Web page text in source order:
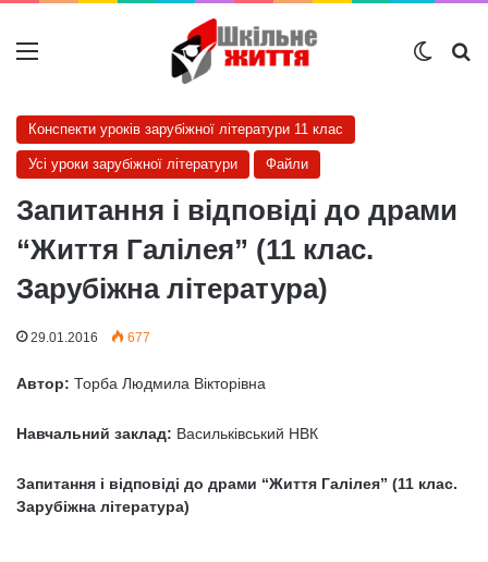
Меню
Конспекти уроків зарубіжної літератури 11 клас
Усі уроки зарубіжної літератури Файли
Запитання і відповіді до драми
“Життя Галілея” (11 клас.
Зарубіжна література)
29.01.2016 677
Автор: Торба Людмила Вікторівна
Навчальний заклад: Васильківський НВК
Запитання і відповіді до драми “Життя Галілея” (11 клас.
Зарубіжна література)